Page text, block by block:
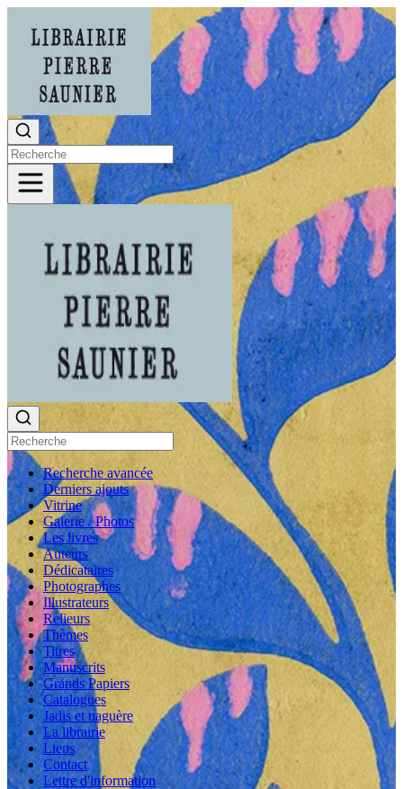
Recherche avancée
Derniers ajouts
Vitrine
Galerie / Photos
Les livres
Auteurs
Dédicataires
Photographes
Illustrateurs
Relieurs
Thèmes
Titres
Manuscrits
Grands Papiers
Catalogues
Jadis et naguère
La librairie
Liens
Contact
Lettre d'information